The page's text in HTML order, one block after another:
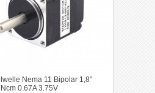
Nema 11 Bipolar 1,8°
0.67A 3.75V